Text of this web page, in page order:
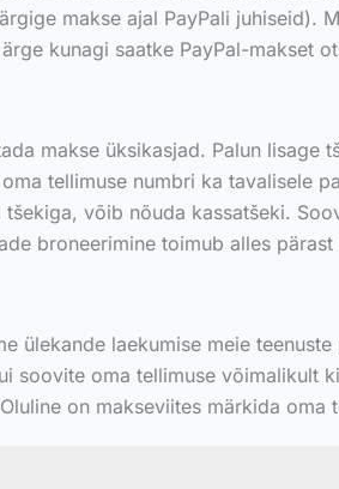
makse ajal PayPali juhiseid).
kunagi saatke PayPal-makset
makse üksikasjad. Palun lisage
tellimuse numbri ka tavalisele
võib nõuda kassatšeki.
broneerimine toimub alles
ülekande laekumise meie
soovite oma tellimuse võimalikult
on makseviites märkida oma